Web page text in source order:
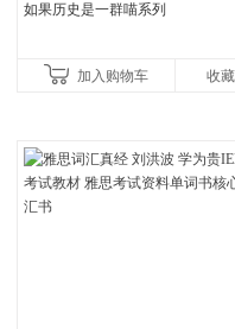
如果历史是一群喵系列
加入购物车 收藏